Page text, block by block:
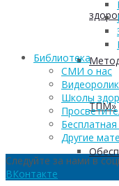
ТПМ»
Библиотека
СМИ о нас
Школы
Другие
Следуйте за нами в
ВКонтакте